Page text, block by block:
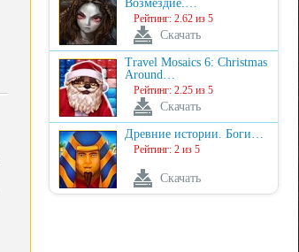
Возмездие.…
Рейтинг: 2.62 из 5
Скачать
Travel Mosaics 6: Christmas
Around…
Рейтинг: 2.25 из 5
Скачать
Древние истории. Боги…
Рейтинг: 2 из 5
Скачать